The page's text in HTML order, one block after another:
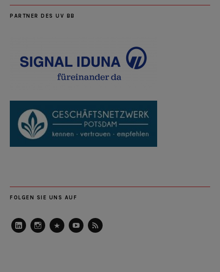
PARTNER DES UV BB
FOLGEN SIE UNS AUF